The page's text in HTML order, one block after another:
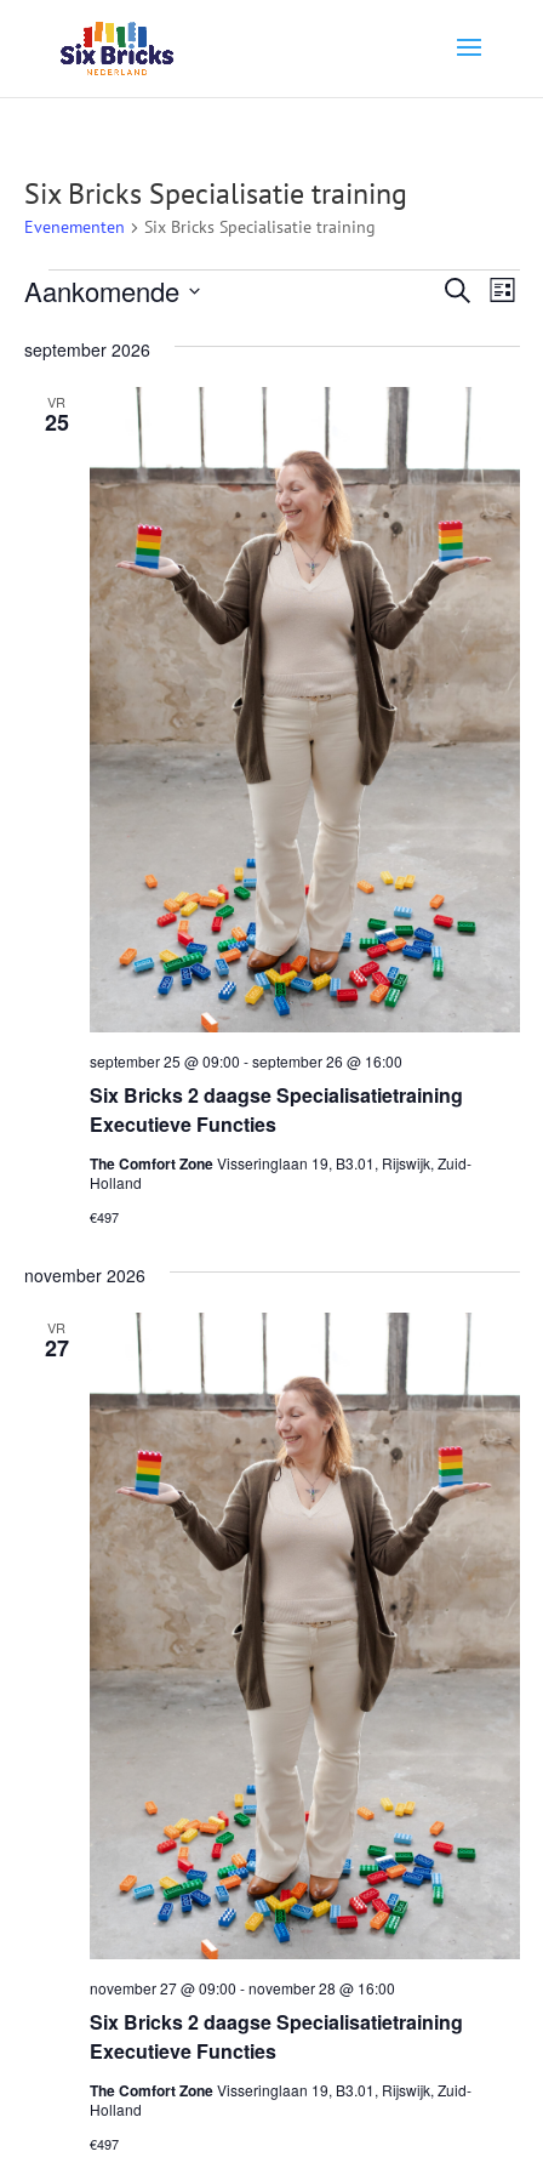
Six Bricks Specialisatie training
Evenementen Six Bricks Specialisatie training
Evenementen ZoekenLijst
Aankomende
een
datum.
september 2026
VR
25
Six Bricks 2 daagse Specialisatietraining
Executieve Functies
september 25 @ 09:00 -september 26 @ 16:00
The Comfort ZoneVisseringlaan 19, B3.01, Rijswijk, Zuid-
Holland
€497
november 2026
VR
27
Six Bricks 2 daagse Specialisatietraining
Executieve Functies
november 27 @ 09:00 -november 28 @ 16:00
The Comfort ZoneVisseringlaan 19, B3.01, Rijswijk, Zuid-
Holland
€497